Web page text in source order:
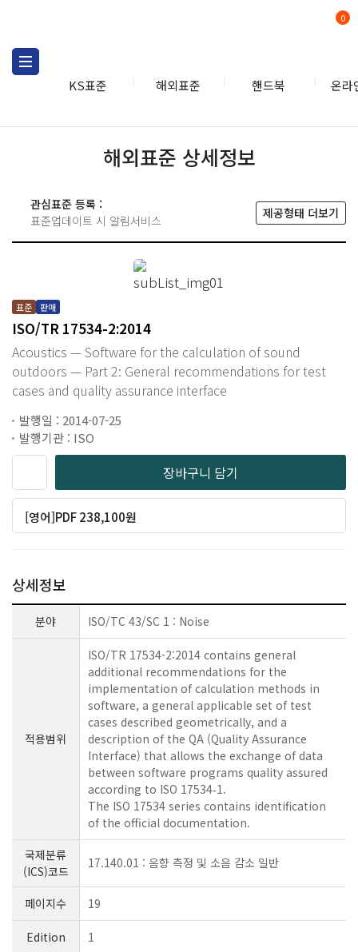
KS표준 해외표준 핸드북 온라
0
해외표준 상세정보
관심표준 등록 :
표준업데이트 시 알림서비스
제공형태 더보기
표준 판매
ISO/TR 17534-2:2014
Acoustics — Software for the calculation of sound
outdoors — Part 2: General recommendations for test
cases and quality assurance interface
발행일 : 2014-07-25
발행기관 : ISO
장바구니 담기
[영어]PDF 238,100원
상세정보
분야 ISO/TC 43/SC 1 : Noise
적용범위
ISO/TR 17534-2:2014 contains general
additional recommendations for the
implementation of calculation methods in
software, a general applicable set of test
cases described geometrically, and a
description of the QA (Quality Assurance
Interface) that allows the exchange of data
between software programs quality assured
according to ISO 17534‑1.
The ISO 17534 series contains identification
of the official documentation.
국제분류
(ICS)코드
17.140.01 : 음향 측정 및 소음 감소 일반
페이지수 19
Edition 1